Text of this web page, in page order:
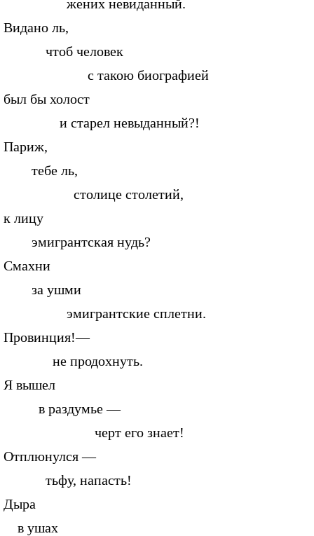
жених невиданный.
Видано ль,
чтоб человек
с такою биографией
был бы холост
и старел невыданный?!
Париж,
тебе ль,
столице столетий,
к лицу
эмигрантская нудь?
Смахни
за ушми
эмигрантские сплетни.
Провинция!—
не продохнуть.
Я вышел
в раздумье —
черт его знает!
Отплюнулся —
тьфу, напасть!
Дыра
в ушах